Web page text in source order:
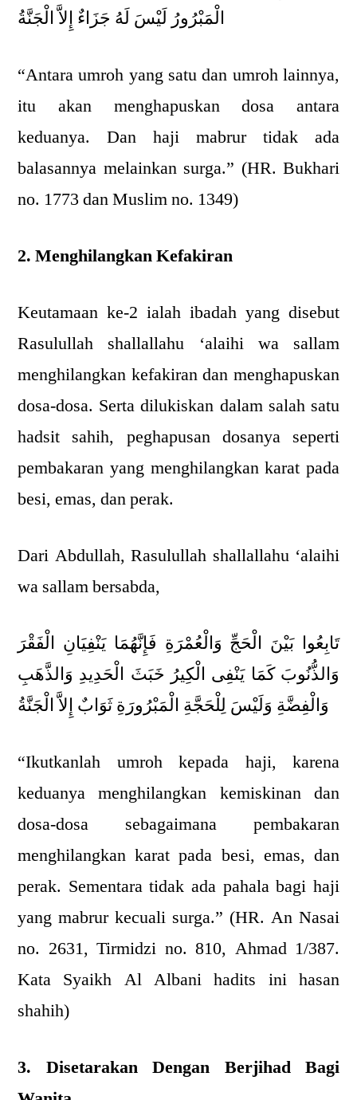
الْمَبْرُورُ لَيْسَ لَهُ جَزَاءٌ إِلاَّ الْجَنَّةُ
“Antara umroh yang satu dan umroh lainnya,
itu akan menghapuskan dosa antara
keduanya. Dan haji mabrur tidak ada
balasannya melainkan surga.” (HR. Bukhari
no. 1773 dan Muslim no. 1349)
2. Menghilangkan Kefakiran
Keutamaan ke-2 ialah ibadah yang disebut
Rasulullah shallallahu ‘alaihi wa sallam
menghilangkan kefakiran dan menghapuskan
dosa-dosa. Serta dilukiskan dalam salah satu
hadsit sahih, peghapusan dosanya seperti
pembakaran yang menghilangkan karat pada
besi, emas, dan perak.
Dari Abdullah, Rasulullah shallallahu ‘alaihi
wa sallam bersabda,
تَابِعُوا بَيْنَ الْحَجِّ وَالْعُمْرَةِ فَإِنَّهُمَا يَنْفِيَانِ الْفَقْرَ
وَالذُّنُوبَ كَمَا يَنْفِى الْكِيرُ خَبَثَ الْحَدِيدِ وَالذَّهَبِ
وَالْفِضَّةِ وَلَيْسَ لِلْحَجَّةِ الْمَبْرُورَةِ ثَوَابٌ إِلاَّ الْجَنَّةُ
“Ikutkanlah umroh kepada haji, karena
keduanya menghilangkan kemiskinan dan
dosa-dosa sebagaimana pembakaran
menghilangkan karat pada besi, emas, dan
perak. Sementara tidak ada pahala bagi haji
yang mabrur kecuali surga.” (HR. An Nasai
no. 2631, Tirmidzi no. 810, Ahmad 1/387.
Kata Syaikh Al Albani hadits ini hasan
shahih)
3. Disetarakan Dengan Berjihad Bagi